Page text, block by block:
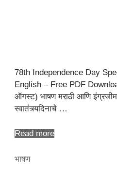
78th Independence Day
English – Free PDF
ऑगस्ट) भाषण मराठी आणि
स्वातंत्र्यदिनाचे …
Read more
Categories
भाषण